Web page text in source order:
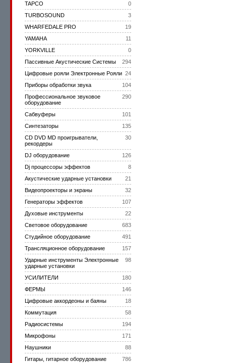
0
TAPCO
3
TURBOSOUND
19
WHARFEDALE PRO
11
YAMAHA
0
YORKVILLE
294
Пассивные Акустические Системы
24
Цифровые рояли Электронные Рояли
104
Приборы обработки звука
290
Профессиональное звуковое
оборудование
101
Сабвуферы
135
Синтезаторы
30
CD DVD MD проигрыватели,
рекордеры
126
DJ оборудование
8
Dj процессоры эффектов
21
Акустические ударные установки
32
Видеопроекторы и экраны
107
Генераторы эффектов
22
Духовые инструменты
683
Световое оборудование
491
Студийное оборудование
157
Трансляционное оборудование
98
Ударные инструменты Электронные
ударные установки
180
УСИЛИТЕЛИ
146
ФЕРМЫ
18
Цифровые аккордеоны и баяны
58
Коммутация
194
Радиосистемы
171
Микрофоны
88
Наушники
786
Гитары, гитарное оборудование